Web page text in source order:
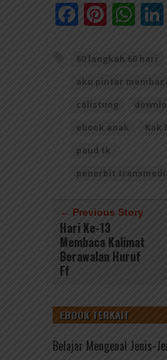
60 langkah 60 hari
aku pintar
calistung
ebook anak
Kak
paud tk
penerbit
← Previous Story
Hari Ke-13
Membaca Kalimat
Berawalan Huruf
Ff
EBOOK TERKAIT
Belajar Mengenal Jenis-